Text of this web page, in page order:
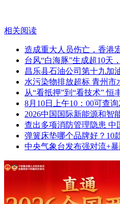
相关阅读
造成重大人员伤亡，香港
台风“白海豚”生成超10天
昌乐县石油公司第十九加
水污染物排放超标 青州市
从“看抵押”到“看技术” 恒
8月10日上午10：00可查
2026中国国际新能源和智
查出多项消防管理隐患 中
弹簧床垫哪个品牌好？10
中央气象台发布强对流+
直通2026全国两会